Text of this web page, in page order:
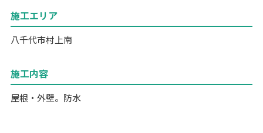
施工エリア
八千代市村上南
施工内容
屋根・外壁。防水